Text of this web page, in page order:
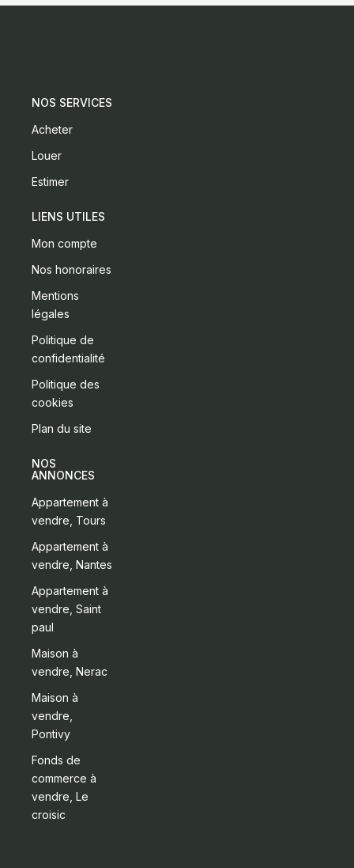
NOS SERVICES
Acheter
Louer
Estimer
LIENS UTILES
Mon compte
Nos honoraires
Mentions
légales
Politique de
confidentialité
Politique des
cookies
Plan du site
NOS
ANNONCES
Appartement à
vendre, Tours
Appartement à
vendre, Nantes
Appartement à
vendre, Saint
paul
Maison à
vendre, Nerac
Maison à
vendre,
Pontivy
Fonds de
commerce à
vendre, Le
croisic